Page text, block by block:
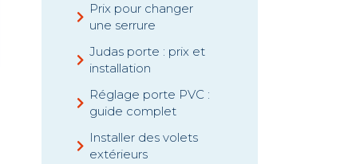
Prix pour changer
une serrure
Judas porte : prix et
installation
Réglage porte PVC :
guide complet
Installer des volets
extérieurs